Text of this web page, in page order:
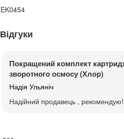
Відгуки
Покращений комплект
зворотного осмосу (Хлор)
Надія Ульяніч
Надійний продавець , рекомендую!